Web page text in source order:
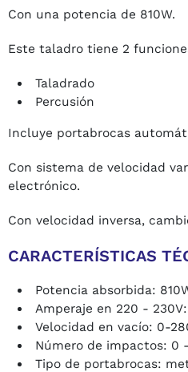
Con una potencia de 810W.
Este taladro tiene 2
Taladrado
Percusión
Incluye portabrocas
Con sistema de velocidad
electrónico.
Con velocidad inversa,
CARACTERÍSTICAS
Potencia absorbida:
Amperaje en 220 - 230V:
Velocidad en vacío: 0-
Número de impactos: 0
Tipo de portabrocas: